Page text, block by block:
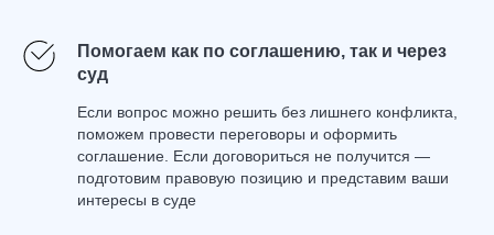
Помогаем как по соглашению, так и через
суд
Если вопрос можно решить без лишнего конфликта,
поможем провести переговоры и оформить
соглашение. Если договориться не получится —
подготовим правовую позицию и представим ваши
интересы в суде
Определяем, что реально можно
разделить, есть ли основания требовать
большую долю, когда выгоднее
договариваться, а когда лучше сразу
готовить иск в суд
Готовим стратегию и